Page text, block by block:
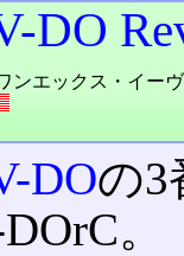
DO
ンエックス・イー
DOの3
。